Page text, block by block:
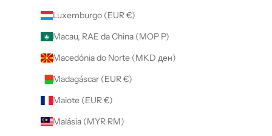
Luxemburgo (EUR €)
Macau, RAE da China (MOP P)
Macedónia do Norte (MKD ден)
Madagáscar (EUR €)
Maiote (EUR €)
Malásia (MYR RM)